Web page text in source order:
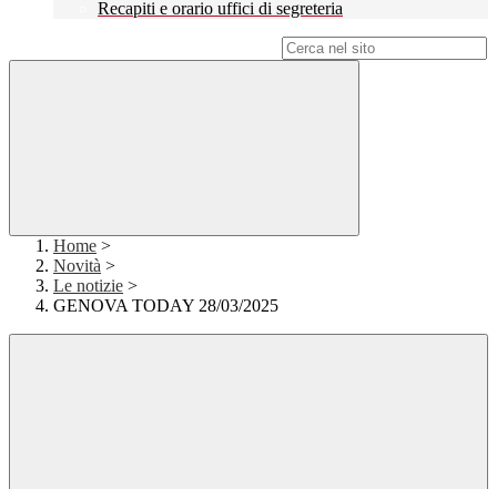
Recapiti e orario uffici di segreteria
Home >
Novità >
Le notizie >
GENOVA TODAY 28/03/2025